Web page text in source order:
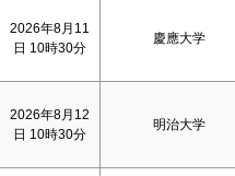
2026年8月11
日 10時30分
慶應大学
2026年8月12
日 10時30分
明治大学